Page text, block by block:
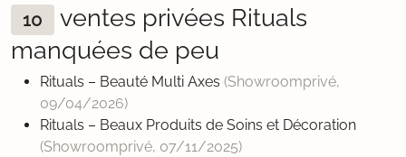
10
ventes privées Rituals
manquées de peu
Rituals – Beauté Multi Axes (Showroomprivé,
09/04/2026)
Rituals – Beaux Produits de Soins et Décoration
(Showroomprivé, 07/11/2025)